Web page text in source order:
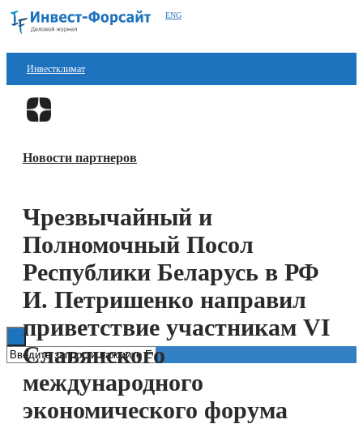
ENG
Инвестклимат
Финансы
Блокчейн
Технологии
ESG
Книги
Новости партнеров
Чрезвычайный и
Полномочный Посол
Республики Беларусь в РФ
И. Петришенко направил
приветствие участникам VI
Славянского
международного
экономического форума